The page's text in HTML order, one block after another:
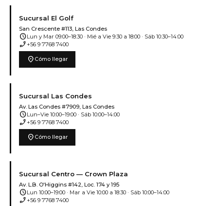
Sucursal El Golf
San Crescente #113, Las Condes
scheduleLun y Mar 09:00–18:30 · Mié a Vie 9:30 a 18:00 · Sáb 10:30–14:00
phone_enabled +56 9 7768 7400
location_on Cómo llegar
Sucursal Las Condes
Av. Las Condes #7909, Las Condes
scheduleLun–Vie 10:00–19:00 · Sáb 10:00–14:00
phone_enabled +56 9 7768 7400
location_on Cómo llegar
Sucursal Centro — Crown Plaza
Av. L.B. O'Higgins #142, Loc. 174 y 195
scheduleLun 10:00–19:00 · Mar a Vie 10:00 a 18:30 · Sáb 10:00–14:00
phone_enabled +56 9 7768 7400